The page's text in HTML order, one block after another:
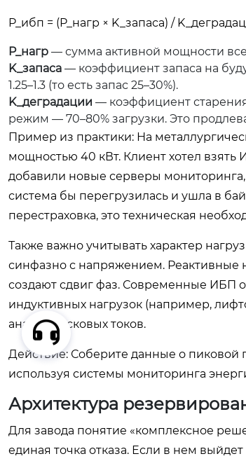
P_ибп = (P_нагр × K_запаса) /
P_нагр — сумма активной мощности
K_запаса — коэффициент запаса на
1.25–1.3 (то есть запас 25–30%).
K_деградации — коэффициент
режим — 70–80% загрузки. Это
Пример из практики: На
мощностью 40 кВт. Клиент хотел взять
добавили новые серверы
система бы перегрузилась и ушла в
перестраховка, это техническая
Также важно учитывать характер
синфазно с напряжением. Реактивные
создают сдвиг фаз. Современные ИБП
индуктивных нагрузок (например,
анализ пусковых токов.
Действие: Соберите данные о
используя системы мониторинга
Архитектура
Для завода понятие «комплексное
единая точка отказа. Если в нем